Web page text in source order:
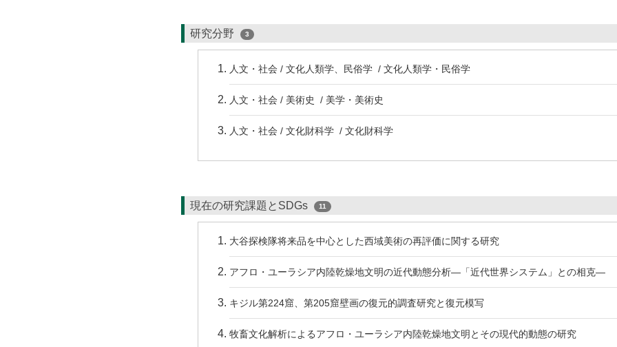
研究分野 3
人文・社会 / 文化人類学、民俗学 / 文化人類学・民俗学
人文・社会 / 美術史 / 美学・美術史
人文・社会 / 文化財科学 / 文化財科学
現在の研究課題とSDGs 11
大谷探検隊将来品を中心とした西域美術の再評価に関する研究
アフロ・ユーラシア内陸乾燥地文明の近代動態分析―「近代世界システム」との相克―
キジル第224窟、第205窟壁画の復元的調査研究と復元模写
牧畜文化解析によるアフロ・ユーラシア内陸乾燥地文明とその現代的動態の研究